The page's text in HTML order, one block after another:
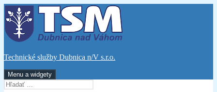
Preskočiť
na
obsah
Technické služby Dubnica n/V s.r.o.
Menu a widgety
Hľadať: